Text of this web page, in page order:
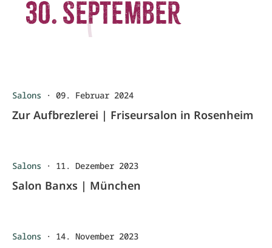
Salons · 09. Februar 2024
Zur Aufbrezlerei | Friseursalon in Rosenheim
Salons · 11. Dezember 2023
Salon Banxs | München
Salons · 14. November 2023